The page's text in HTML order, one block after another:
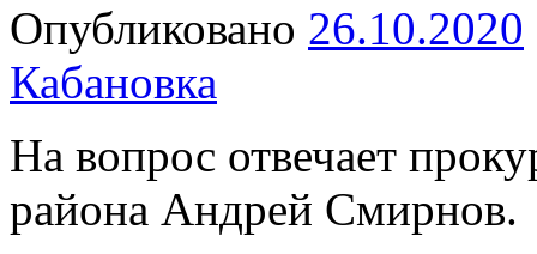
Опубликовано 26.10.2020
Кабановка
На вопрос отвечает
района Андрей Смирнов.